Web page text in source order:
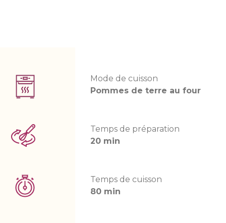
Mode de cuisson
Pommes de terre au four
Temps de préparation
20 min
Temps de cuisson
80 min